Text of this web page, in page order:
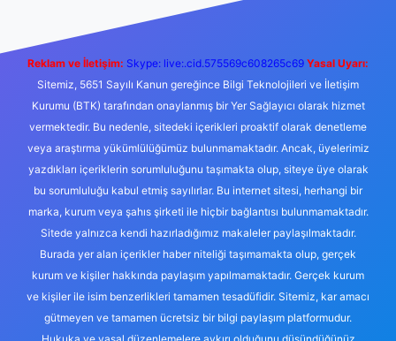
Reklam ve İletişim: Skype: live:.cid.575569c608265c69 Yasal Uyarı:
Sitemiz, 5651 Sayılı Kanun gereğince Bilgi Teknolojileri ve İletişim
Kurumu (BTK) tarafından onaylanmış bir Yer Sağlayıcı olarak hizmet
vermektedir. Bu nedenle, sitedeki içerikleri proaktif olarak denetleme
veya araştırma yükümlülüğümüz bulunmamaktadır. Ancak, üyelerimiz
yazdıkları içeriklerin sorumluluğunu taşımakta olup, siteye üye olarak
bu sorumluluğu kabul etmiş sayılırlar. Bu internet sitesi, herhangi bir
marka, kurum veya şahıs şirketi ile hiçbir bağlantısı bulunmamaktadır.
Sitede yalnızca kendi hazırladığımız makaleler paylaşılmaktadır.
Burada yer alan içerikler haber niteliği taşımamakta olup, gerçek
kurum ve kişiler hakkında paylaşım yapılmamaktadır. Gerçek kurum
ve kişiler ile isim benzerlikleri tamamen tesadüfidir. Sitemiz, kar amacı
gütmeyen ve tamamen ücretsiz bir bilgi paylaşım platformudur.